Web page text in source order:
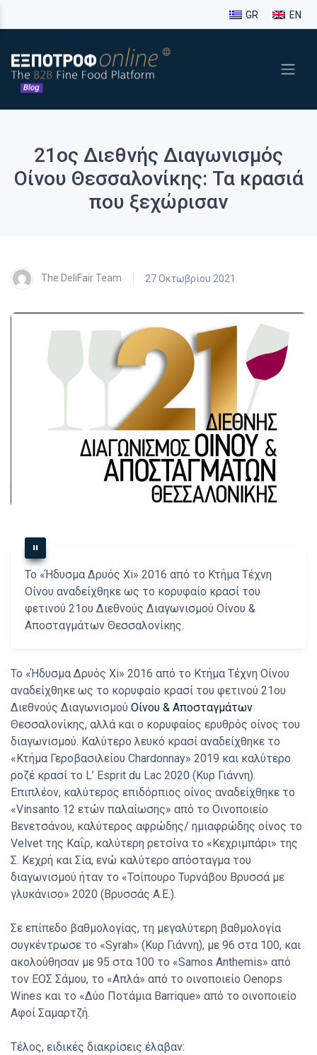
GR EN
21ος Διεθνής Διαγωνισμός
Οίνου Θεσσαλονίκης: Τα κρασιά
που ξεχώρισαν
The DeliFair Team 27 Οκτωβρίου 2021
Το «Ήδυσμα Δρυός Xi» 2016 από το Κτήμα Τέχνη
Οίνου αναδείχθηκε ως το κορυφαίο κρασί του
φετινού 21ου Διεθνούς Διαγωνισμού Οίνου &
Αποσταγμάτων Θεσσαλονίκης.
Το «Ήδυσμα Δρυός Xi» 2016 από το Κτήμα Τέχνη Οίνου
αναδείχθηκε ως το κορυφαίο κρασί του φετινού 21ου
Διεθνούς Διαγωνισμού Οίνου & Αποσταγμάτων
Θεσσαλονίκης, αλλά και ο κορυφαίος ερυθρός οίνος του
διαγωνισμού. Καλύτερο λευκό κρασί αναδείχθηκε το
«Κτήμα Γεροβασιλείου Chardonnay» 2019 και καλύτερο
ροζέ κρασί το L’ Esprit du Lac 2020 (Κυρ Γιάννη).
Επιπλέον, καλύτερος επιδόρπιος οίνος αναδείχθηκε το
«Vinsanto 12 ετών παλαίωσης» από το Οινοποιείο
Βενετσάνου, καλύτερος αφρώδης/ ημιαφρώδης οίνος το
Velvet της Καΐρ, καλύτερη ρετσίνα το «Κεχριμπάρι» της
Σ. Κεχρή και Σία, ενώ καλύτερο απόσταγμα του
διαγωνισμού ήταν το «Τσίπουρο Τυρνάβου Βρυσσά µε
γλυκάνισο» 2020 (Βρυσσάς Α.Ε.).
Σε επίπεδο βαθμολογίας, τη μεγαλύτερη βαθμολογία
συγκέντρωσε το «Syrah» (Κυρ Γιάννη), με 96 στα 100, και
ακολούθησαν με 95 στα 100 το «Samos Anthemis» από
τον ΕΟΣ Σάμου, το «Απλά» από το οινοποιείο Oenops
Wines και το «Δύο Ποτάμια Barrique» από το οινοποιείο
Αφοί Σαμαρτζή.
Τέλος, ειδικές διακρίσεις έλαβαν: